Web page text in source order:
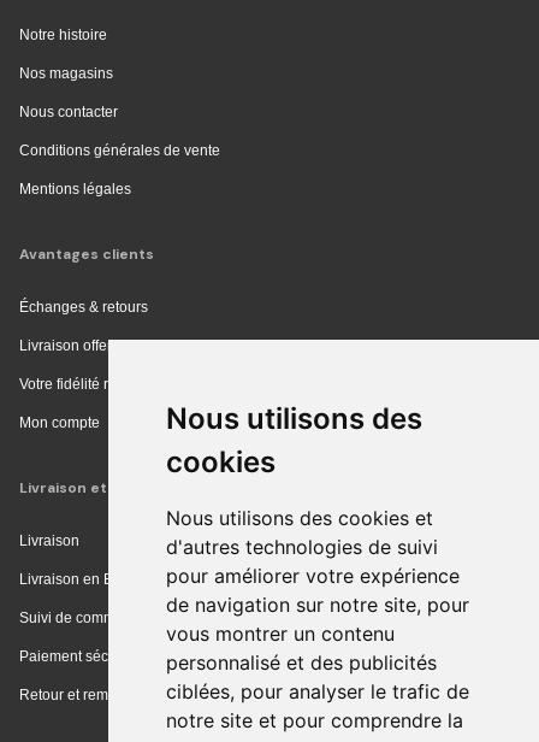
Nous utilisons des
cookies
Nous utilisons des cookies et
d'autres technologies de suivi
pour améliorer votre expérience
de navigation sur notre site, pour
vous montrer un contenu
personnalisé et des publicités
ciblées, pour analyser le trafic de
notre site et pour comprendre la
Notre histoire
Nos magasins
Nous contacter
Conditions générales de vente
Mentions légales
Avantages clients
Échanges & retours
Livraison offerte en magasin
Votre fidélité récompensée
Mon compte
Livraison et achat
Livraison
Livraison en Europe
Suivi de commande
Paiement sécurisé
Retour et remboursement